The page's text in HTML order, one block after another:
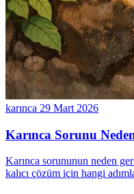
karınca 29 Mart 2026
Karınca Sorunu
Karınca sorununun neden
kalıcı çözüm için hangi